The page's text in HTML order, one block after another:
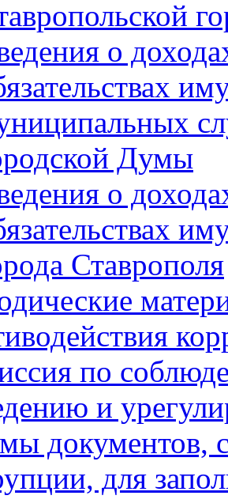
о
Думы
о
Ставрополя
по
и
документов,
для